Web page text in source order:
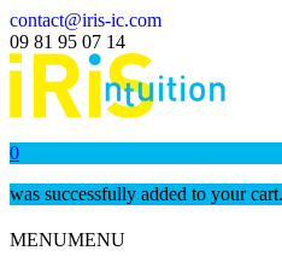
contact@iris-ic.com
09 81 95 07 14
0
was successfully added to your cart.
MENUMENU